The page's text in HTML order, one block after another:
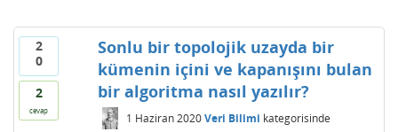
2
0
2
cevap
Sonlu bir topolojik uzayda bir
kümenin içini ve kapanışını bulan
bir algoritma nasıl yazılır?
1 Haziran 2020 Veri Bilimi kategorisinde